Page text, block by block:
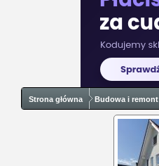
Strona główna Budowa i remont